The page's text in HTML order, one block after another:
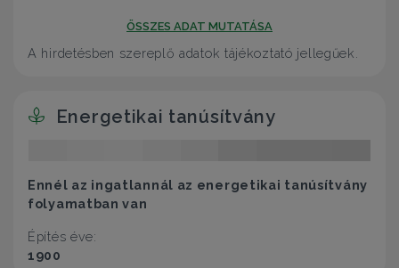
ÖSSZES ADAT MUTATÁSA
A hirdetésben szereplő adatok tájékoztató jellegűek.
Energetikai tanúsítvány
Ennél az ingatlannál az energetikai tanúsítvány
folyamatban van
Építés éve:
1900